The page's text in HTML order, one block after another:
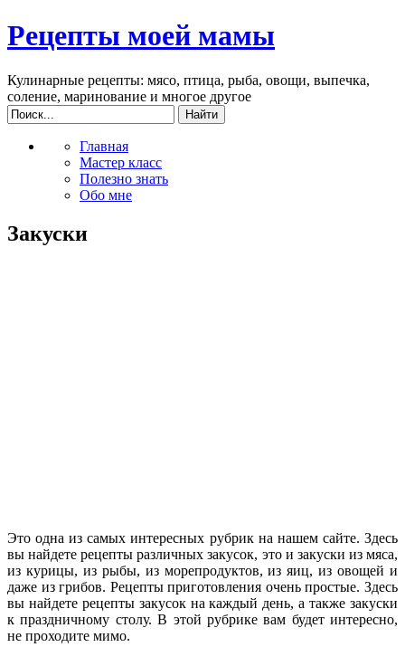
Рецепты моей мамы
Кулинарные рецепты: мясо, птица, рыба, овощи, выпечка,
соление, маринование и многое другое
Главная
Мастер класс
Полезно знать
Обо мне
Закуски
Это одна из самых интересных рубрик на нашем сайте. Здесь
вы найдете рецепты различных закусок, это и закуски из мяса,
из курицы, из рыбы, из морепродуктов, из яиц, из овощей и
даже из грибов. Рецепты приготовления очень простые. Здесь
вы найдете рецепты закусок на каждый день, а также закуски
к праздничному столу. В этой рубрике вам будет интересно,
не проходите мимо.